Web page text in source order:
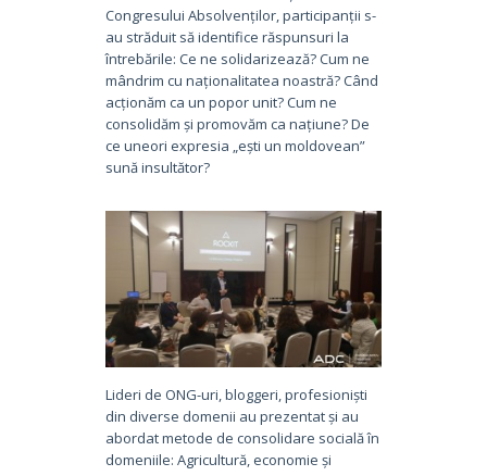
Congresului Absolvenților, participanții s-
au străduit să identifice răspunsuri la
întrebările: Ce ne solidarizează? Cum ne
mândrim cu naționalitatea noastră? Când
acționăm ca un popor unit? Cum ne
consolidăm și promovăm ca națiune? De
ce uneori expresia „ești un moldovean”
sună insultător?
Lideri de ONG-uri, bloggeri, profesioniști
din diverse domenii au prezentat și au
abordat metode de consolidare socială în
domeniile: Agricultură, economie și